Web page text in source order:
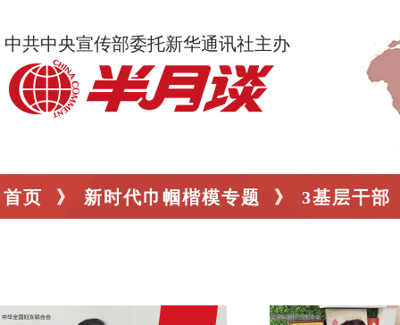
中共中央宣传部委托新华通讯社主办
首页 》 新时代巾帼楷模专题 》 3基层干部